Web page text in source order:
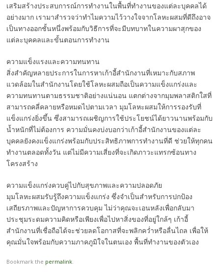
เสริมสร้างประสบการณ์การทำงานในพื้นที่ทำงานของแต่ละบุคคลได้
อย่างมาก เรามาสำรวจว่าทำไมความไว้วางใจจากโลหะผสมที่ดีถึงอาจ
เป็นทางออกชั้นหนึ่งพร้อมกับวิธีการที่จะมีบทบาทในความผาสุกของ
แต่ละบุคคลและขั้นตอนการทำงาน
ความแข็งแรงและความทนทาน
สิ่งสำคัญหลายประการในการหาเก้าอี้สำนักงานที่เหมาะกับสภาพ
แวดล้อมในสำนักงานโดยใช้โลหะผสมถือเป็นความแข็งแกร่งและ
ความทนทานตามธรรมชาติอย่างแน่นอน แตกต่างจากมุมพลาสติกใสที่
สามารถคลี่คลายหรือหมดไปตามเวลา มุมโลหะผสมให้การรองรับที่
แข็งแกร่งยิ่งขึ้น ซึ่งสามารถเผชิญการใช้ประโยชน์ได้ยาวนานพร้อมกับ
น้ำหนักที่ไม่ต้องการ ความมั่นคงบ่งบอกว่าเก้าอี้สำนักงานของแต่ละ
บุคคลยังคงแข็งแกร่งพร้อมกับประสิทธิภาพการทำงานที่ดี ช่วยให้ทุกคน
ทำงานตลอดทั้งวัน แต่ไม่มีความเสี่ยงที่จะเกิดภาวะแทรกซ้อนทาง
โครงสร้าง
ความแข็งแกร่งควบคู่ไปกับสุขภาพและความปลอดภัย
มุมโลหะผสมรับรู้ถึงความแข็งแกร่ง ซึ่งจำเป็นสำหรับการปกป้อง
เสถียรภาพและปัญหาการควบคุม ไม่ว่าคุณจะเอนหลังเพื่อกลับมา
ประชุมระดมความคิดหรือเพียงเพื่อไปหาสิ่งของที่อยู่ใกล้ๆ เก้าอี้
สำนักงานที่เชื่อถือได้จะช่วยลดโอกาสที่จะพลิกคว่ำหรือลื่นไถล เพื่อให้
คุณมั่นใจพร้อมกับความภาคภูมิใจในตนเอง พื้นที่ทำงานของตัวเอง
Bookmark the permalink.